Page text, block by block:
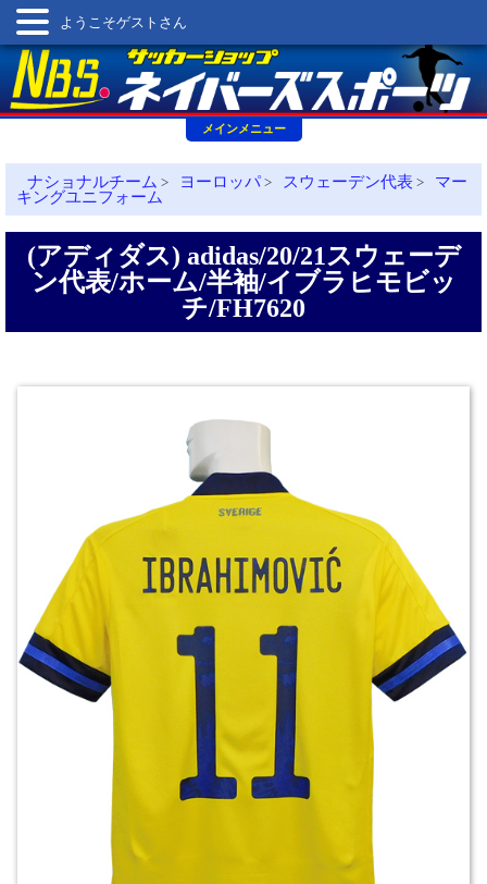
メインメニュー
ようこそゲストさん
ナショナルチーム > ヨーロッパ> スウェーデン代表 >
マー
キングユニフォーム
(アディダス) adidas/20/21スウェーデ
ン代表/ホーム/半袖/イブラヒモビッ
チ/FH7620